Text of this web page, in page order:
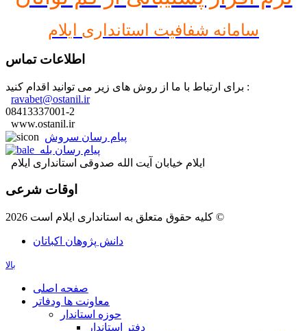
سامانه شفافیت استانداری ایلام
اطلاعات تماس
برای ارتباط با ما از روش های زیر می توانید اقدام کنید :
ravabet@ostanil.ir
08413337001-2
www.ostanil.ir
پیام رسان سروش
پیام رسان بله
ایلام خیابان آیت الله صدوقی استانداری ایلام
اوقات شرعی
کلیه حقوق متعلق به استانداری ایلام است 2026 ©
دانش پژوهان اکباتان
بالا
صفحه اصلی
معاونت ها ودفاتر
حوزه استاندار
دفتر استاندار